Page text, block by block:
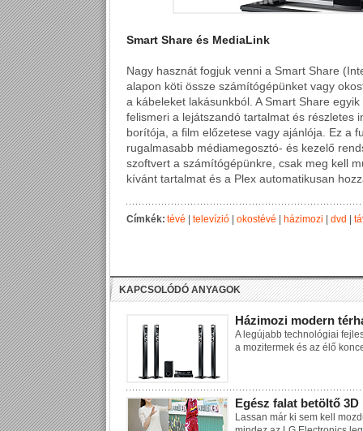
Smart Share és MediaLink
Nagy hasznát fogjuk venni a Smart Share
alapon köti össze számítógépünket vagy
a kábeleket lakásunkból. A Smart Share
felismeri a lejátszandó tartalmat és részletes
borítója, a film előzetese vagy ajánlója. Ez a
rugalmasabb médiamegosztó- és kezelő
szoftvert a számítógépünkre, csak meg kell
kívánt tartalmat és a Plex automatikusan
Címkék:tévé televízió okostévé házimozi dvd
KAPCSOLÓDÓ ANYAGOK
Házimozi modern
A legújabb technológiai
a mozitermek és az élő
Egész falat betöltő 3D
Lassan már ki sem kell